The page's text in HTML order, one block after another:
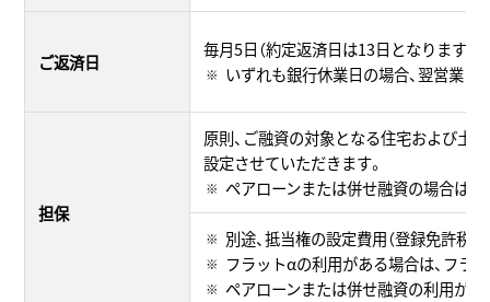
ご返済日
毎月5日（約定返済日は13日となります）
いずれも銀行休業日の場合、翌営業日
担保
原則、ご融資の対象となる住宅および土
設定させていただきます。
ペアローンまたは併せ融資の場合は、
別途、抵当権の設定費用（登録免許税
フラットαの利用がある場合は、フラ
ペアローンまたは併せ融資の利用が